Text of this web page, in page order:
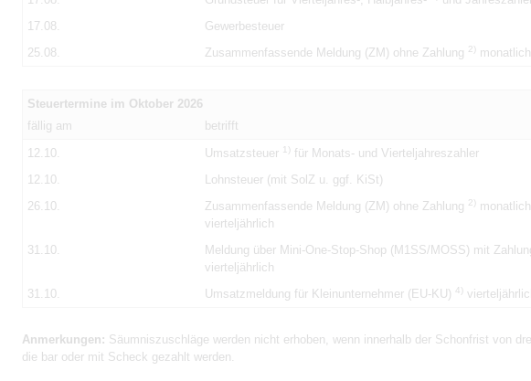
17.08. Gewerbesteuer
25.08. Zusammenfassende Meldung (ZM) ohne Zahlung 2) monatlich
Steuertermine im Oktober 2026
fällig am
betrifft
12.10.
Umsatzsteuer 1) für Monats- und Vierteljahreszahler
12.10.
Lohnsteuer (mit SolZ u. ggf. KiSt)
26.10.
Zusammenfassende Meldung (ZM) ohne Zahlung 2)
vierteljährlich
31.10.
Meldung über Mini-One-Stop-Shop (M1SS/MOSS) mit
vierteljährlich
31.10.
Umsatzmeldung für Kleinunternehmer (EU-KU) 4)
Anmerkungen: Säumniszuschläge werden nicht erhoben, wenn innerhalb der Schonfrist von
die bar oder mit Scheck gezahlt werden.